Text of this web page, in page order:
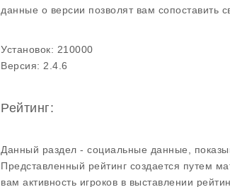
данные о версии позволят вам сопоставить
Установок: 210000
Версия: 2.4.6
Рейтинг:
Данный раздел - социальные данные,
Представленный рейтинг создается путем
вам активность игроков в выставлении